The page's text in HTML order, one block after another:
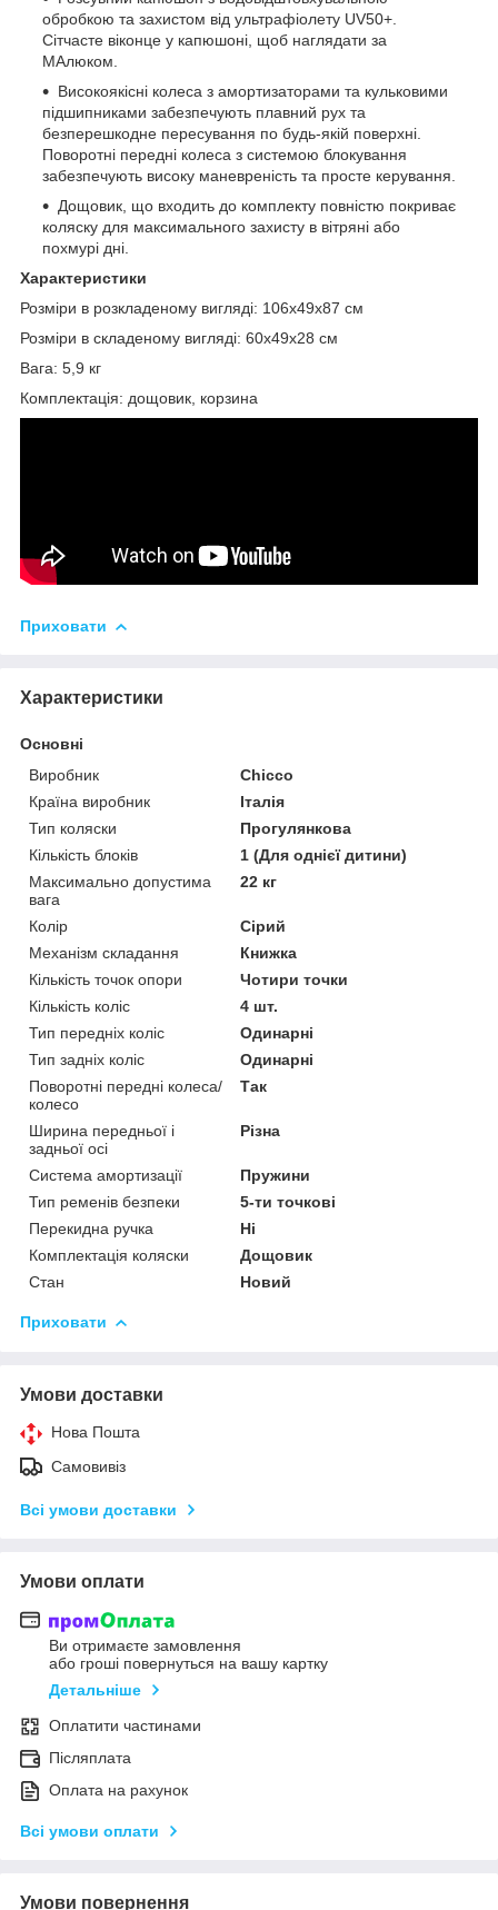
обробкою та захистом від ультрафіолету UV50+.
Сітчасте віконце у капюшоні, щоб наглядати за
МАлюком.
Високоякісні колеса з амортизаторами та кульковими
підшипниками забезпечують плавний рух та
безперешкодне пересування по будь-якій поверхні.
Поворотні передні колеса з системою блокування
забезпечують високу маневреність та просте керування.
Дощовик, що входить до комплекту повністю покриває
коляску для максимального захисту в вітряні або
похмурі дні.
Характеристики
Розміри в розкладеному вигляді: 106х49х87 см
Розміри в складеному вигляді: 60х49х28 см
Вага: 5,9 кг
Комплектація: дощовик, корзина
Приховати
Характеристики
Основні
Виробник
Chicco
Країна виробник
Італія
Тип коляски
Прогулянкова
Кількість блоків
1 (Для однієї дитини)
Максимально допустима
вага
22 кг
Колір
Сірий
Механізм складання
Книжка
Кількість точок опори
Чотири точки
Кількість коліс
4 шт.
Тип передніх коліс
Одинарні
Тип задніх коліс
Одинарні
Поворотні передні колеса/
колесо
Так
Ширина передньої і
задньої осі
Різна
Система амортизації
Пружини
Тип ременів безпеки
5-ти точкові
Перекидна ручка
Ні
Комплектація коляски
Дощовик
Стан
Новий
Приховати
Умови доставки
Нова Пошта
Самовивіз
Всі умови доставки
Умови оплати
Ви отримаєте замовлення
або гроші повернуться на вашу картку
Детальніше
Оплатити частинами
Післяплата
Оплата на рахунок
Всі умови оплати
Умови повернення